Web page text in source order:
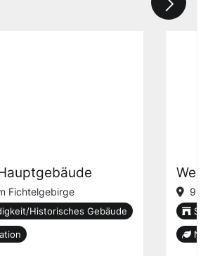
Fichtelgebirge
Historisches Gebäude